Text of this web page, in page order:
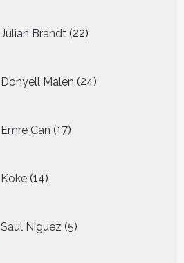
Julian Brandt 22
producten
Donyell Malen 24
producten
Emre Can 17
producten
Koke 14
producten
Saul Niguez 5
producten